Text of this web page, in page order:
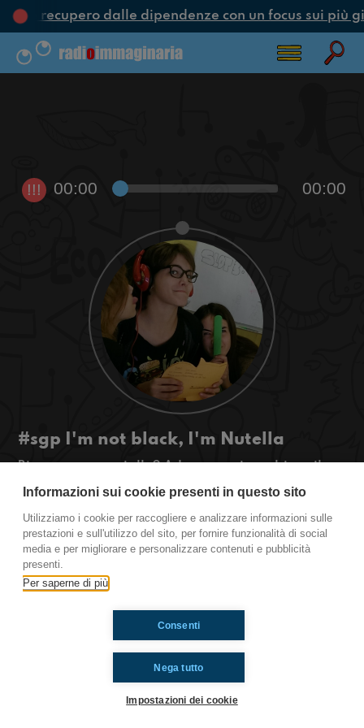
e recupero dalle dipendenze con un focus sui più
!!! 00:00 00:00
#sgp I'm not black, I'm Nutella
Bianco, nero o giallo? Adesso puoi cambiare il
colore delle emoticons, su WhatsApp!
San Giovanni in Persiceto.
Ti è piaciuto? Condividilo!
Informazioni sui cookie presenti in questo sito
Utilizziamo i cookie per raccogliere e analizzare informazioni sulle
prestazioni e sull'utilizzo del sito, per fornire funzionalità di social
media e per migliorare e personalizzare contenuti e pubblicità
presenti.
Per saperne di più
Nega tutto
Consenti
Impostazioni dei cookie